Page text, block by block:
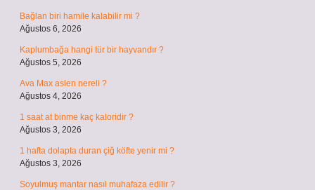
Bağlan biri hamile kalabilir mi ?
Ağustos 6, 2026
Kaplumbağa hangi tür bir hayvandır ?
Ağustos 5, 2026
Ava Max aslen nereli ?
Ağustos 4, 2026
1 saat at binme kaç kaloridir ?
Ağustos 3, 2026
1 hafta dolapta duran çiğ köfte yenir mi ?
Ağustos 3, 2026
Soyulmuş mantar nasıl muhafaza edilir ?